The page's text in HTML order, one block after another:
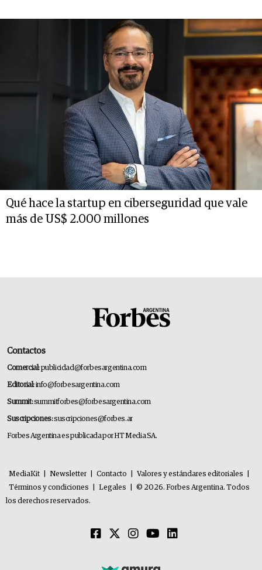
Qué hace la startup en ciberseguridad que vale
más de US$ 2.000 millones
Contactos
Comercial:publicidad@forbesargentina.com
Editorial:info@forbesargentina.com
Summit:summitforbes@forbesargentina.com
Suscripciones:suscripciones@forbes.ar
Forbes Argentina es publicada por HT Media SA.
MediaKit Newsletter Contacto Valores y estándares editoriales
Términos y condiciones
Legales
© 2026. Forbes Argentina. Todos
los derechos reservados.